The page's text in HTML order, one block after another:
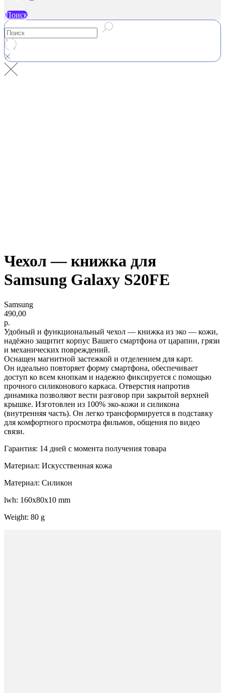
Поиск
Чехол — книжка для
Samsung Galaxy S20FE
Samsung
490,00
р.
Удобный и функциональный чехол — книжка из эко — кожи,
надёжно защитит корпус Вашего смартфона от царапин, грязи
и механических повреждений.
Оснащен магнитной застежкой и отделением для карт.
Он идеально повторяет форму смартфона, обеспечивает
доступ ко всем кнопкам и надежно фиксируется с помощью
прочного силиконового каркаса. Отверстия напротив
динамика позволяют вести разговор при закрытой верхней
крышке. Изготовлен из 100% эко-кожи и силикона
(внутренняя часть). Он легко трансформируется в подставку
для комфортного просмотра фильмов, общения по видео
связи.
Гарантия: 14 дней с момента получения товара
Материал: Искусственная кожа
Материал: Силикон
lwh: 160x80x10 mm
Weight: 80 g